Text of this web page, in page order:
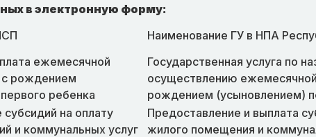
в электронную форму:
Наименование ГУ в НПА
ежемесячной
с рождением
ребенка
Государственная услуга по
осуществлению
рождением (усыновлением)
на оплату
и коммунальных услуг
Предоставление и выплата
жилого помещения и